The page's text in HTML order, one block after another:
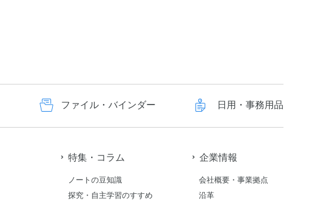
ファイル・バインダー 日用・事務用品
特集・コラム
ノートの豆知識
探究・自主学習のすすめ
企業情報
会社概要・事業拠点
沿革